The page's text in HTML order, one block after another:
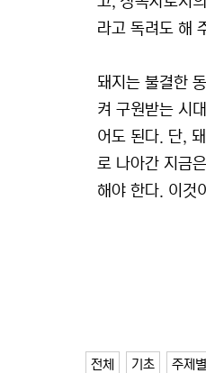
라고 독려도 해
돼지는 불결한
켜 구원받는 시
어도 된다. 단,
로 나아간 지금
해야 한다. 이것
전체 기초 주제별